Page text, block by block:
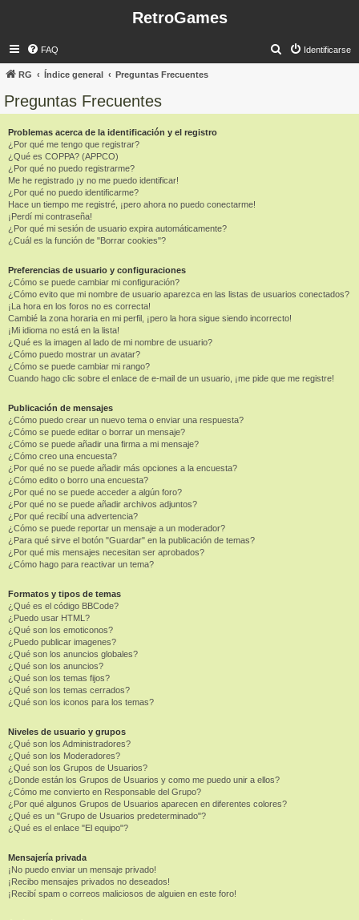
RetroGames
FAQ Identificarse
RG Índice general Preguntas Frecuentes
Preguntas Frecuentes
Problemas acerca de la identificación y el registro
¿Por qué me tengo que registrar?
¿Qué es COPPA? (APPCO)
¿Por qué no puedo registrarme?
Me he registrado ¡y no me puedo identificar!
¿Por qué no puedo identificarme?
Hace un tiempo me registré, ¡pero ahora no puedo conectarme!
¡Perdí mi contraseña!
¿Por qué mi sesión de usuario expira automáticamente?
¿Cuál es la función de "Borrar cookies"?
Preferencias de usuario y configuraciones
¿Cómo se puede cambiar mi configuración?
¿Cómo evito que mi nombre de usuario aparezca en las listas de usuarios conectados?
¡La hora en los foros no es correcta!
Cambié la zona horaria en mi perfil, ¡pero la hora sigue siendo incorrecto!
¡Mi idioma no está en la lista!
¿Qué es la imagen al lado de mi nombre de usuario?
¿Cómo puedo mostrar un avatar?
¿Cómo se puede cambiar mi rango?
Cuando hago clic sobre el enlace de e-mail de un usuario, ¡me pide que me registre!
Publicación de mensajes
¿Cómo puedo crear un nuevo tema o enviar una respuesta?
¿Cómo se puede editar o borrar un mensaje?
¿Cómo se puede añadir una firma a mi mensaje?
¿Cómo creo una encuesta?
¿Por qué no se puede añadir más opciones a la encuesta?
¿Cómo edito o borro una encuesta?
¿Por qué no se puede acceder a algún foro?
¿Por qué no se puede añadir archivos adjuntos?
¿Por qué recibí una advertencia?
¿Cómo se puede reportar un mensaje a un moderador?
¿Para qué sirve el botón "Guardar" en la publicación de temas?
¿Por qué mis mensajes necesitan ser aprobados?
¿Cómo hago para reactivar un tema?
Formatos y tipos de temas
¿Qué es el código BBCode?
¿Puedo usar HTML?
¿Qué son los emoticonos?
¿Puedo publicar imagenes?
¿Qué son los anuncios globales?
¿Qué son los anuncios?
¿Qué son los temas fijos?
¿Qué son los temas cerrados?
¿Qué son los iconos para los temas?
Niveles de usuario y grupos
¿Qué son los Administradores?
¿Qué son los Moderadores?
¿Qué son los Grupos de Usuarios?
¿Donde están los Grupos de Usuarios y como me puedo unir a ellos?
¿Cómo me convierto en Responsable del Grupo?
¿Por qué algunos Grupos de Usuarios aparecen en diferentes colores?
¿Qué es un "Grupo de Usuarios predeterminado"?
¿Qué es el enlace "El equipo"?
Mensajería privada
¡No puedo enviar un mensaje privado!
¡Recibo mensajes privados no deseados!
¡Recibí spam o correos maliciosos de alguien en este foro!